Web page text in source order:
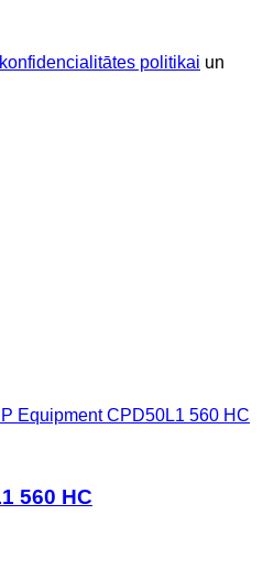
konfidencialitātes politikai un
Equipment CPD50L1 560 HC
560 HC